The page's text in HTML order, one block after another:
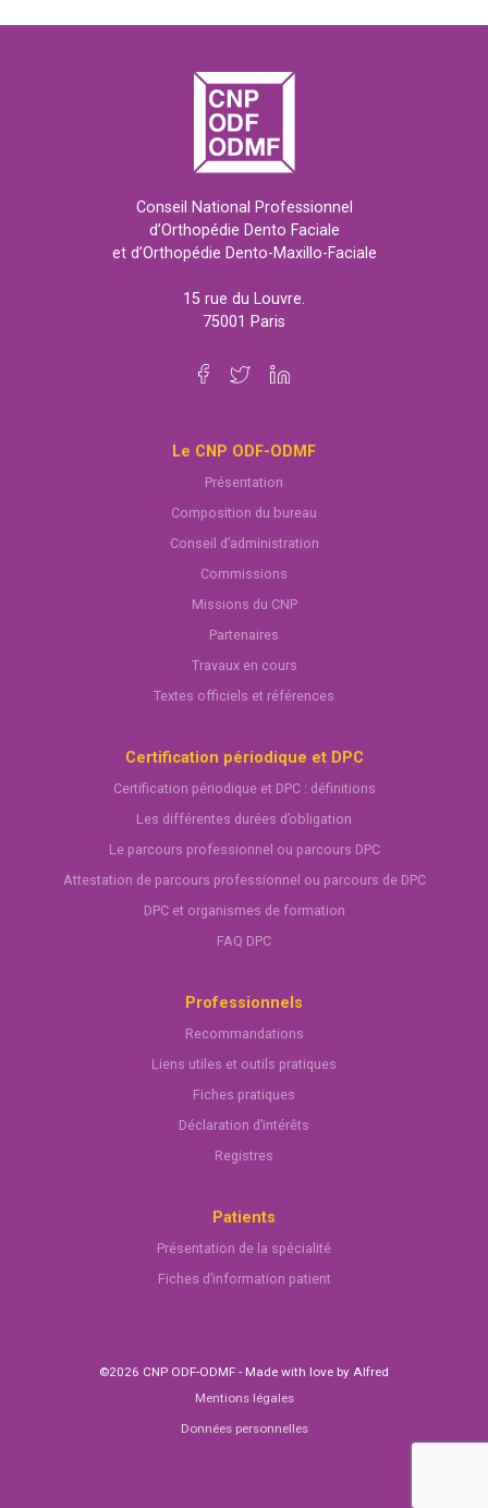
Conseil National Professionnel
d’Orthopédie Dento Faciale
et d’Orthopédie Dento-Maxillo-Faciale
15 rue du Louvre.
75001 Paris
Le CNP ODF-ODMF
Présentation
Composition du bureau
Conseil d’administration
Commissions
Missions du CNP
Partenaires
Travaux en cours
Textes officiels et références
Certification périodique et DPC
Certification périodique et DPC : définitions
Les différentes durées d’obligation
Le parcours professionnel ou parcours DPC
Attestation de parcours professionnel ou parcours de DPC
DPC et organismes de formation
FAQ DPC
Professionnels
Recommandations
Liens utiles et outils pratiques
Fiches pratiques
Déclaration d’intérêts
Registres
Patients
Présentation de la spécialité
Fiches d’information patient
©2026 CNP ODF-ODMF - Made with love by Alfred
Mentions légales
Données personnelles